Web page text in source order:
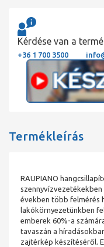
Kérdése van a
+36 1 700 3500
Termékleírás
RAUPIANO
években több felmérés
lakókörnyezetünkben
emberek 60%-a
tavaszán a
zajtérkép készítéséről.